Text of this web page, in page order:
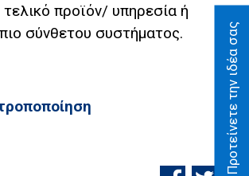
Προτείνετε την ιδέα σας
προϊόν/ υπηρεσία ή
σύνθετου συστήματος.